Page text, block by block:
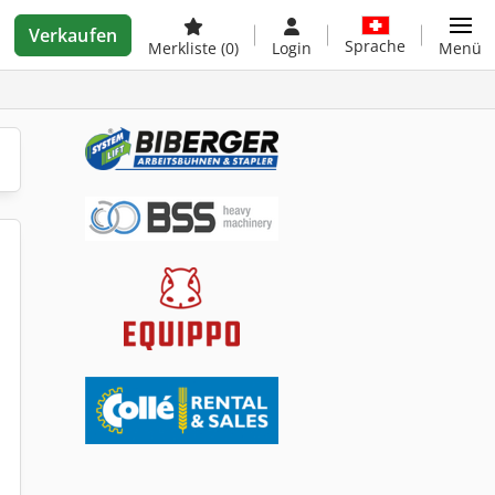
Verkaufen
Merkliste (0) Login Sprache Menü